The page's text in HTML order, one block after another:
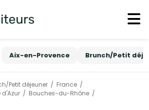
Aix-en-Provence Brunch/Petit
Petit déjeuner
France
Bouches-du-Rhône